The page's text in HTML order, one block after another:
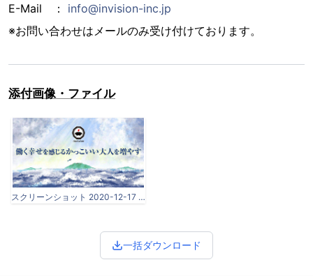
E-Mail ： info@invision-inc.jp
※お問い合わせはメールのみ受け付けております。
添付画像・ファイル
スクリーンショット 2020-12-17 11.52.31.png
一括ダウンロード